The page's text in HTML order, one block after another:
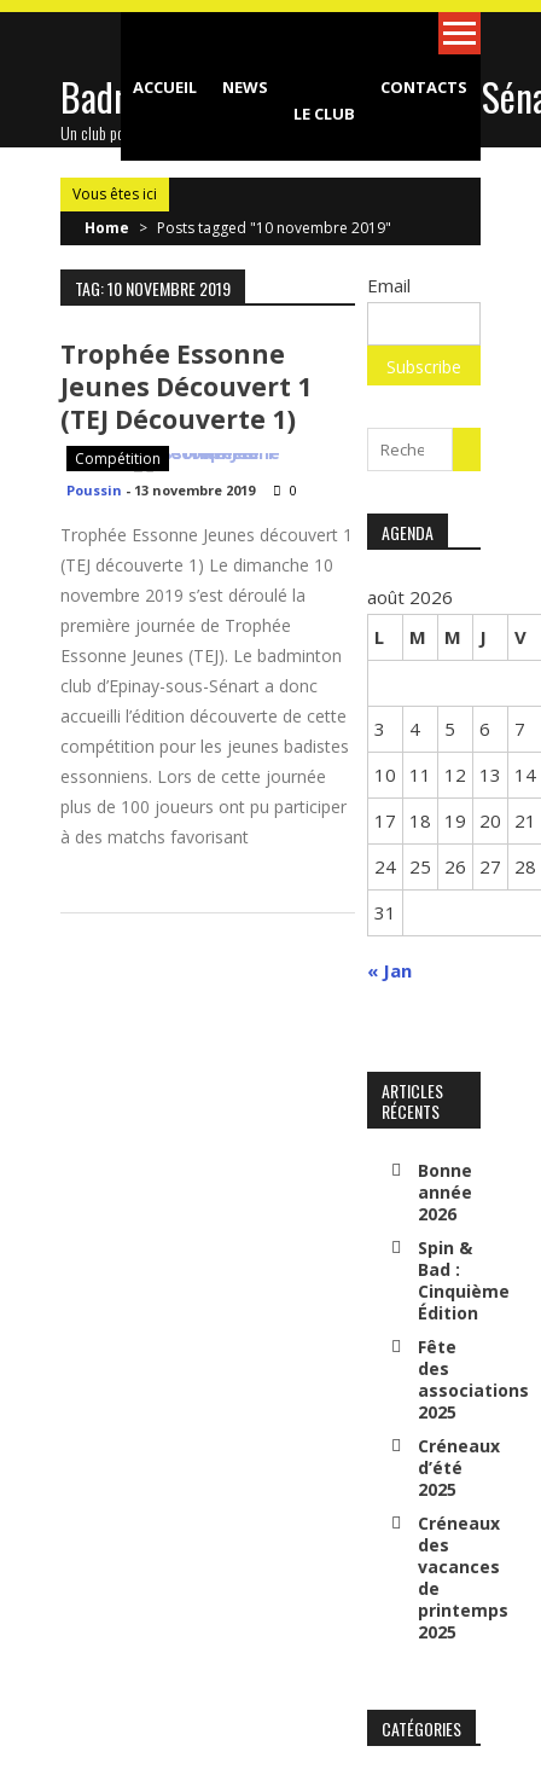
Skip
contentBadminton Club d'Epinay-sous-
Un club pour toute la famille !
ACCUEIL
NEWS
LE CLUB
CONTACTS
Vous êtes ici
Home > Posts tagged "10 novembre 2019"
TAG: 10 NOVEMBRE 2019
Trophée Essonne
Jeunes Découvert 1
(TEJ Découverte 1)
Compétition
Poussin - 13 novembre 2019 0
Trophée Essonne Jeunes découvert 1
(TEJ découverte 1) Le dimanche 10
novembre 2019 s’est déroulé la
première journée de Trophée
Essonne Jeunes (TEJ). Le badminton
club d’Epinay-sous-Sénart a donc
accueilli l’édition découverte de cette
compétition pour les jeunes badistes
essonniens. Lors de cette journée
plus de 100 joueurs ont pu participer
à des matchs favorisant
Email
for:
AGENDA
août 2026
L
M M J V
3 4 5 6
7
10
11 12 13
14
17
18 19 20
21
24 25 26 27
28
31
« Jan
ARTICLES
RÉCENTS
Bonne
année
2026
Spin &
Bad :
Cinquième
Édition
Fête
des
associations
2025
Créneaux
d’été
2025
Créneaux
des
vacances
de
printemps
2025
CATÉGORIES